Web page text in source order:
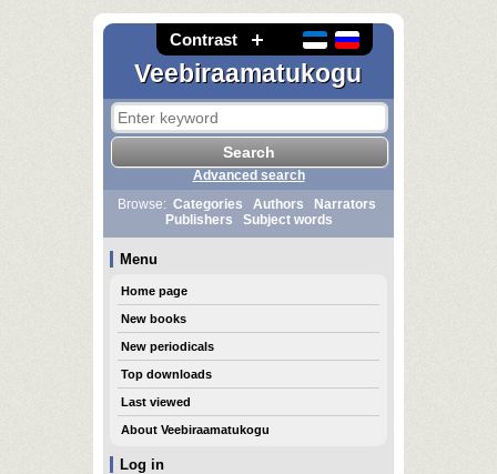
Contrast
Veebiraamatukogu
Log in
Advanced search
Browse: Categories Authors
Narrators
Publishers
Subject words
Menu
Home page
New books
New periodicals
Top downloads
Last viewed
About Veebiraamatukogu